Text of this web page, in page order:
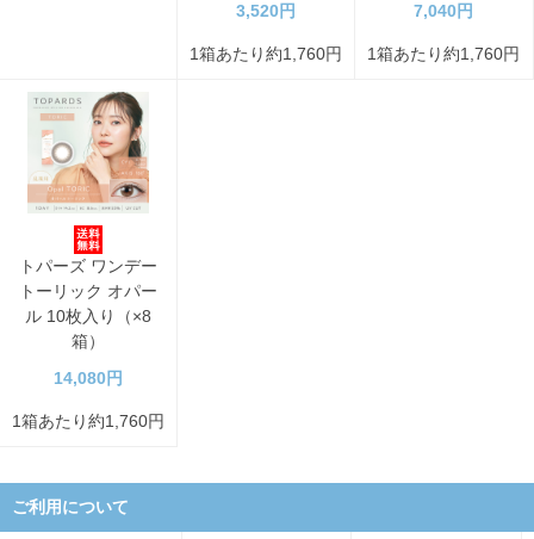
3,520円
1箱あたり約1,760円
7,040円
1箱あたり約1,760円
トパーズ ワンデー
トーリック オパー
ル 10枚入り（×8
箱）
14,080円
1箱あたり約1,760円
ご利用について